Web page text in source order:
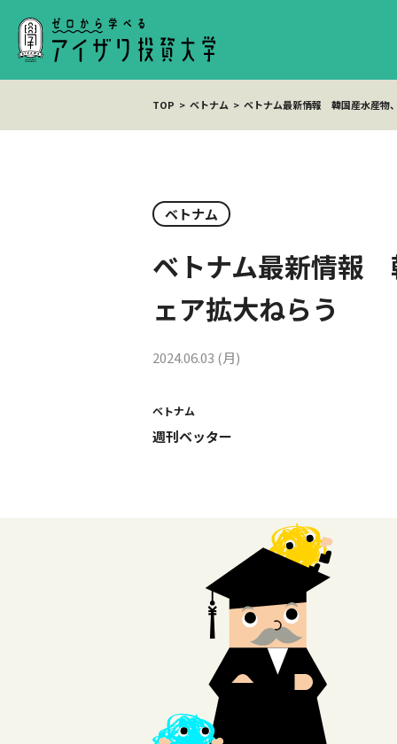
TOP ベトナム ベトナム最新情報 韓国産水産物
ベトナム
ベトナム最新情報
ェア拡大ねらう
2024.06.03 (月)
ベトナム
週刊ベッター